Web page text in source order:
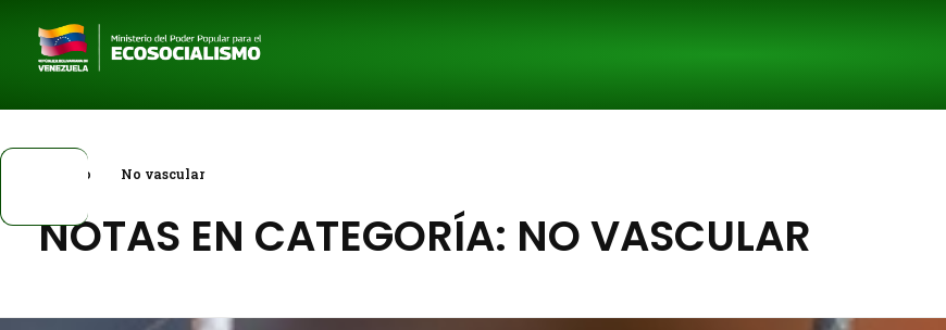
Inicio Categorías Ubica Tu Especie Estado De Conservacion Centro De Conservación EX SITU
Inicio No vascular